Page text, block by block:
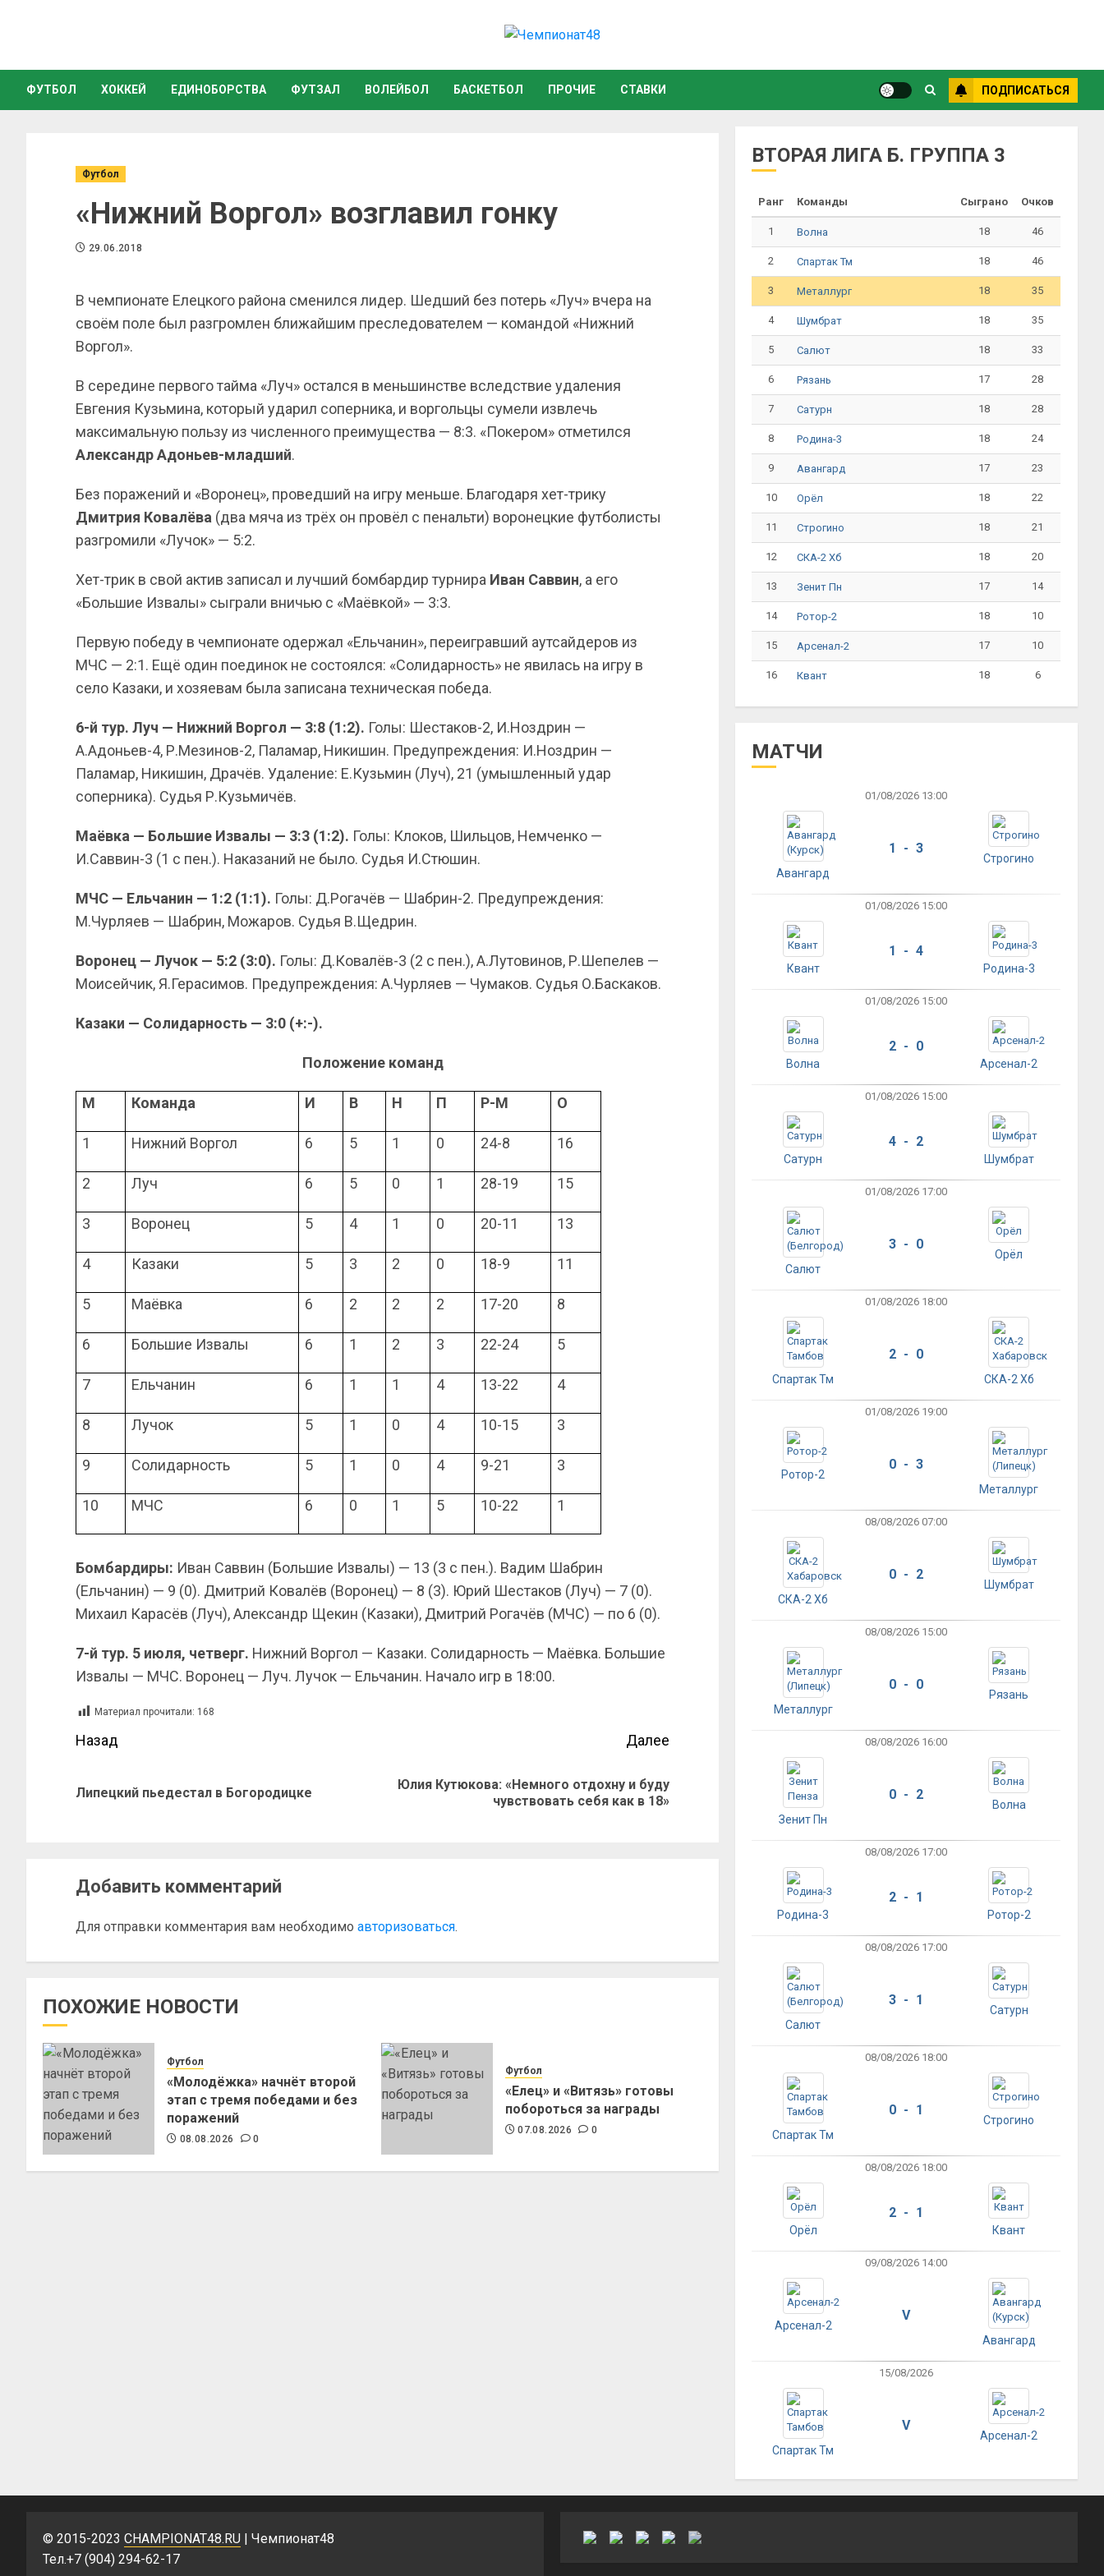
ФУТБОЛ ХОККЕЙ ЕДИНОБОРСТВА ФУТЗАЛ ВОЛЕЙБОЛ БАСКЕТБОЛ ПРОЧИЕ СТАВКИ ПОДПИСАТЬСЯ
Футбол
«Нижний Воргол» возглавил гонку
29.06.2018
В чемпионате Елецкого района сменился лидер. Шедший без потерь «Луч» вчера на
своём поле был разгромлен ближайшим преследователем — командой «Нижний
Воргол».
В середине первого тайма «Луч» остался в меньшинстве вследствие удаления
Евгения Кузьмина, который ударил соперника, и воргольцы сумели извлечь
максимальную пользу из численного преимущества — 8:3. «Покером» отметился
Александр Адоньев-младший.
Без поражений и «Воронец», проведший на игру меньше. Благодаря хет-трику
Дмитрия Ковалёва (два мяча из трёх он провёл с пенальти) воронецкие футболисты
разгромили «Лучок» — 5:2.
Хет-трик в свой актив записал и лучший бомбардир турнира Иван Саввин, а его
«Большие Извалы» сыграли вничью с «Маёвкой» — 3:3.
Первую победу в чемпионате одержал «Ельчанин», переигравший аутсайдеров из
МЧС — 2:1. Ещё один поединок не состоялся: «Солидарность» не явилась на игру в
село Казаки, и хозяевам была записана техническая победа.
6-й тур. Луч — Нижний Воргол — 3:8 (1:2). Голы: Шестаков-2, И.Ноздрин —
А.Адоньев-4, Р.Мезинов-2, Паламар, Никишин. Предупреждения: И.Ноздрин —
Паламар, Никишин, Драчёв. Удаление: Е.Кузьмин (Луч), 21 (умышленный удар
соперника). Судья Р.Кузьмичёв.
Маёвка — Большие Извалы — 3:3 (1:2). Голы: Клоков, Шильцов, Немченко —
И.Саввин-3 (1 с пен.). Наказаний не было. Судья И.Стюшин.
МЧС — Ельчанин — 1:2 (1:1). Голы: Д.Рогачёв — Шабрин-2. Предупреждения:
М.Чурляев — Шабрин, Можаров. Судья В.Щедрин.
Воронец — Лучок — 5:2 (3:0). Голы: Д.Ковалёв-3 (2 с пен.), А.Лутовинов, Р.Шепелев —
Моисейчик, Я.Герасимов. Предупреждения: А.Чурляев — Чумаков. Судья О.Баскаков.
Казаки — Солидарность — 3:0 (+:-).
Положение команд
М Команда И В Н П Р-М О
1 Нижний Воргол 6 5 1 0 24-8 16
2 Луч 6 5 0 1 28-19 15
3 Воронец 5 4 1 0 20-11 13
4 Казаки 5 3 2 0 18-9 11
5 Маёвка 6 2 2 2 17-20 8
6 Большие Извалы 6 1 2 3 22-24 5
7 Ельчанин 6 1 1 4 13-22 4
8 Лучок 5 1 0 4 10-15 3
9 Солидарность 5 1 0 4 9-21 3
10 МЧС 6 0 1 5 10-22 1
Бомбардиры: Иван Саввин (Большие Извалы) — 13 (3 с пен.). Вадим Шабрин
(Ельчанин) — 9 (0). Дмитрий Ковалёв (Воронец) — 8 (3). Юрий Шестаков (Луч) — 7 (0).
Михаил Карасёв (Луч), Александр Щекин (Казаки), Дмитрий Рогачёв (МЧС) — по 6 (0).
7-й тур. 5 июля, четверг. Нижний Воргол — Казаки. Солидарность — Маёвка. Большие
Извалы — МЧС. Воронец — Луч. Лучок — Ельчанин. Начало игр в 18:00.
Материал прочитали: 168
Назад
Липецкий пьедестал в Богородицке
Далее
Юлия Кутюкова: «Немного отдохну и буду
чувствовать себя как в 18»
Добавить комментарий
Для отправки комментария вам необходимо авторизоваться.
ПОХОЖИЕ НОВОСТИ
Футбол
«Молодёжка» начнёт второй
этап с тремя победами и без
поражений
08.08.2026 0
Футбол
«Елец» и «Витязь» готовы
побороться за награды
07.08.2026 0
ВТОРАЯ ЛИГА Б. ГРУППА 3
Ранг Команды Сыграно Очков
1 Волна 18 46
2 Спартак Тм 18 46
3 Металлург 18 35
4 Шумбрат 18 35
5 Салют 18 33
6 Рязань 17 28
7 Сатурн 18 28
8 Родина-3 18 24
9 Авангард 17 23
10 Орёл 18 22
11 Строгино 18 21
12 СКА-2 Хб 18 20
13 Зенит Пн 17 14
14 Ротор-2 18 10
15 Арсенал-2 17 10
16 Квант 18 6
МАТЧИ
01/08/2026 13:00
Авангард
1 - 3
Строгино
01/08/2026 15:00
Квант
1 - 4
Родина-3
01/08/2026 15:00
Волна
2 - 0
Арсенал-2
01/08/2026 15:00
Сатурн
4 - 2
Шумбрат
01/08/2026 17:00
Салют
3 - 0
Орёл
01/08/2026 18:00
Спартак Тм
2 - 0
СКА-2 Хб
01/08/2026 19:00
Ротор-2
0 - 3
Металлург
08/08/2026 07:00
СКА-2 Хб
0 - 2
Шумбрат
08/08/2026 15:00
Металлург
0 - 0
Рязань
08/08/2026 16:00
Зенит Пн
0 - 2
Волна
08/08/2026 17:00
Родина-3
2 - 1
Ротор-2
08/08/2026 17:00
Салют
3 - 1
Сатурн
08/08/2026 18:00
Спартак Тм
0 - 1
Строгино
08/08/2026 18:00
Орёл
2 - 1
Квант
09/08/2026 14:00
Арсенал-2
V
Авангард
15/08/2026
Спартак Тм
V
Арсенал-2
© 2015-2023 CHAMPIONAT48.RU | Чемпионат48
Тел.+7 (904) 294-62-17